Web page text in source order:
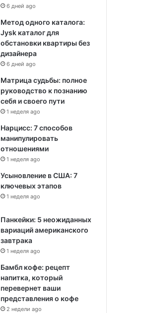
6 дней ago
Метод одного каталога:
Jysk каталог для
обстановки квартиры без
дизайнера
6 дней ago
Матрица судьбы: полное
руководство к познанию
себя и своего пути
1 неделя ago
Нарцисс: 7 способов
манипулировать
отношениями
1 неделя ago
Усыновление в США: 7
ключевых этапов
1 неделя ago
Панкейки: 5 неожиданных
вариаций американского
завтрака
1 неделя ago
Бамбл кофе: рецепт
напитка, который
перевернет ваши
представления о кофе
2 недели ago